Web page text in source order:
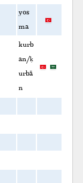
yos
ma
kurb
an/ḳ
urbā
n